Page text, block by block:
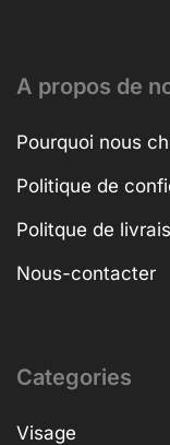
A propos de
Pourquoi nous
Politique de
Politque de
Nous-contacter
Categories
Visage